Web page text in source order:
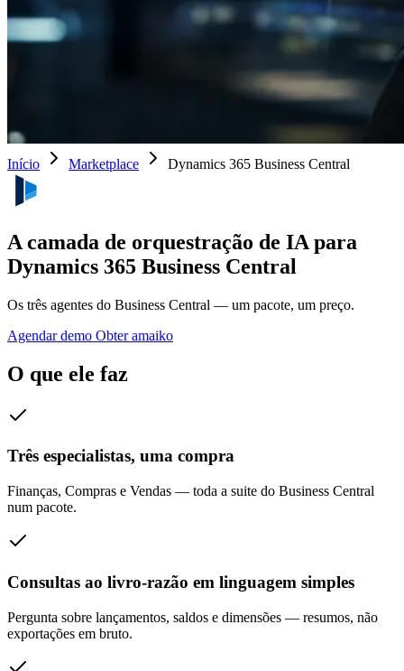
Início Marketplace Dynamics 365 Business Central
A camada de orquestração de IA para
Dynamics 365 Business Central
Os três agentes do Business Central — um pacote, um preço.
Agendar demo Obter amaiko
O que ele faz
Três especialistas, uma compra
Finanças, Compras e Vendas — toda a suite do Business Central
num pacote.
Consultas ao livro-razão em linguagem simples
Pergunta sobre lançamentos, saldos e dimensões — resumos, não
exportações em bruto.